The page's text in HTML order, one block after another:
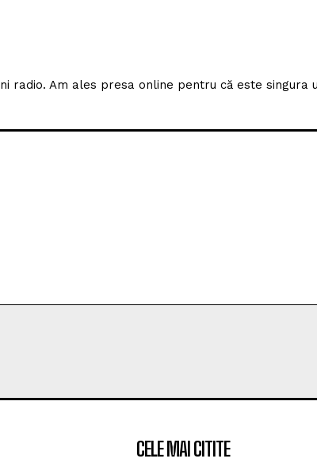
radio. Am ales presa online pentru că este singura
CELE MAI CITITE